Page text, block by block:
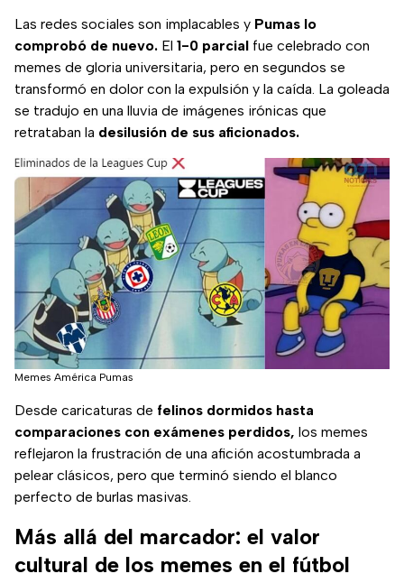
Las redes sociales son implacables y Pumas lo
comprobó de nuevo. El 1-0 parcial fue celebrado con
memes de gloria universitaria, pero en segundos se
transformó en dolor con la expulsión y la caída. La goleada
se tradujo en una lluvia de imágenes irónicas que
retrataban la desilusión de sus aficionados.
Memes América Pumas
Desde caricaturas de felinos dormidos hasta
comparaciones con exámenes perdidos, los memes
reflejaron la frustración de una afición acostumbrada a
pelear clásicos, pero que terminó siendo el blanco
perfecto de burlas masivas.
Más allá del marcador: el valor
cultural de los memes en el fútbol